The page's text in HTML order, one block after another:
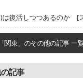
は復活しつつあるのか [
「関東」のその他の記事 一
記事